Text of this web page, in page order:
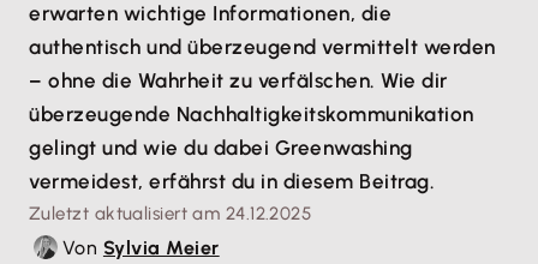
erwarten wichtige Informationen, die
authentisch und überzeugend vermittelt werden
– ohne die Wahrheit zu verfälschen. Wie dir
überzeugende Nachhaltigkeitskommunikation
gelingt und wie du dabei Greenwashing
vermeidest, erfährst du in diesem Beitrag.
Zuletzt aktualisiert am 24.12.2025
Von Sylvia Meier© KayExam/peopleimages.com - stock.adobe.com